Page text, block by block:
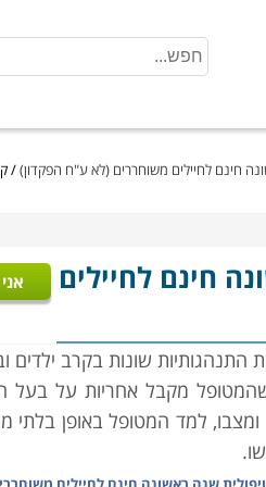
חינם לחיילים משוחררים (לא ע"ח הפקדון)/
חינם לחיילים
התנהגותיות שונות בקרב ילדים
מקבל אחריות על בעל
למד המטופל באופן בלתי
.